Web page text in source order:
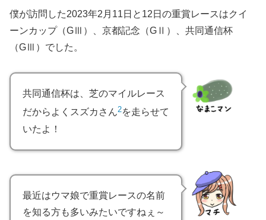
僕が訪問した2023年2月11日と12日の重賞レースはクイ
ーンカップ（GⅢ）、京都記念（GⅡ）、共同通信杯
（GⅢ）でした。
共同通信杯は、芝のマイルレース
だからよくスズカさん2を走らせて
いたよ！
最近はウマ娘で重賞レースの名前
を知る方も多いみたいですねぇ～